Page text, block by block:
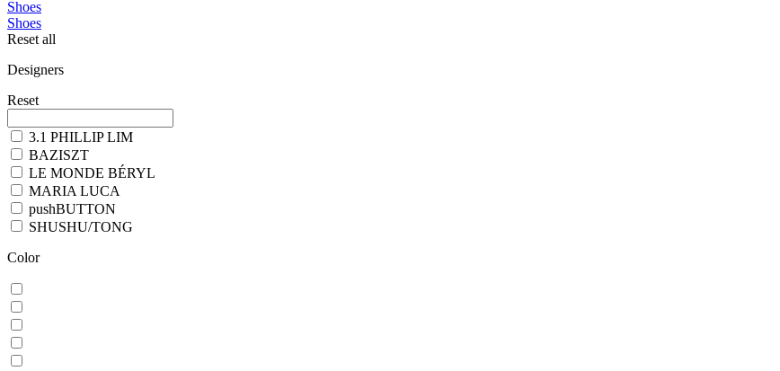
Shoes
Shoes
Reset all
Designers
Reset
3.1 PHILLIP LIM
BAZISZT
LE MONDE BÉRYL
MARIA LUCA
pushBUTTON
SHUSHU/TONG
Color